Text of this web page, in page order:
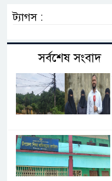
ট্যাগস :
সর্বশেষ সংবাদ